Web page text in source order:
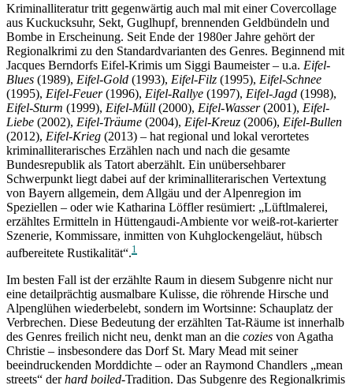
Kriminalliteratur tritt gegenwärtig auch mal mit einer Covercollage
aus Kuckucksuhr, Sekt, Guglhupf, brennenden Geldbündeln und
Bombe in Erscheinung. Seit Ende der 1980er Jahre gehört der
Regionalkrimi zu den Standardvarianten des Genres. Beginnend mit
Jacques Berndorfs Eifel-Krimis um Siggi Baumeister – u.a. Eifel-
Blues (1989), Eifel-Gold (1993), Eifel-Filz (1995), Eifel-Schnee
(1995), Eifel-Feuer(1996), Eifel-Rallye (1997), Eifel-Jagd (1998),
Eifel-Sturm (1999), Eifel-Müll (2000), Eifel-Wasser(2001), Eifel-
Liebe (2002), Eifel-Träume (2004), Eifel-Kreuz (2006), Eifel-Bullen
(2012), Eifel-Krieg (2013) – hat regional und lokal verortetes
kriminalliterarisches Erzählen nach und nach die gesamte
Bundesrepublik als Tatort aberzählt. Ein unübersehbarer
Schwerpunkt liegt dabei auf der kriminalliterarischen Vertextung
von Bayern allgemein, dem Allgäu und der Alpenregion im
Speziellen – oder wie Katharina Löffler resümiert: „Lüftlmalerei,
erzähltes Ermitteln in Hüttengaudi-Ambiente vor weiß-rot-karierter
Szenerie, Kommissare, inmitten von Kuhglockengeläut, hübsch
aufbereitete Rustikalität“.1
Im besten Fall ist der erzählte Raum in diesem Subgenre nicht nur
eine detailprächtig ausmalbare Kulisse, die röhrende Hirsche und
Alpenglühen wiederbelebt, sondern im Wortsinne: Schauplatz der
Verbrechen. Diese Bedeutung der erzählten Tat-Räume ist innerhalb
des Genres freilich nicht neu, denkt man an die cozies von Agatha
Christie – insbesondere das Dorf St. Mary Mead mit seiner
beeindruckenden Morddichte – oder an Raymond Chandlers „mean
streets“ derhard boiled-Tradition. Das Subgenre des Regionalkrimis